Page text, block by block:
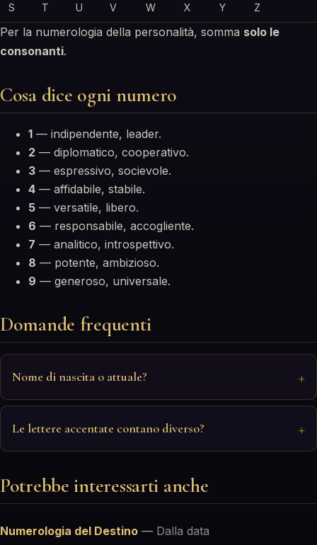
S T U V W X Y Z
Per la numerologia della personalità, somma solo le
consonanti.
Cosa dice ogni numero
1 — indipendente, leader.
2 — diplomatico, cooperativo.
3 — espressivo, socievole.
4 — affidabile, stabile.
5 — versatile, libero.
6 — responsabile, accogliente.
7 — analitico, introspettivo.
8 — potente, ambizioso.
9 — generoso, universale.
Domande frequenti
Nome di nascita o attuale?
Le lettere accentate contano diverso?
Potrebbe interessarti anche
Numerologia del Destino — Dalla data